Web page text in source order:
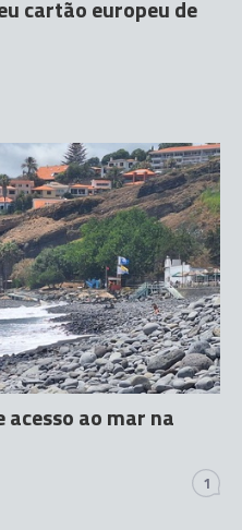
cartão europeu de
ao mar na
1